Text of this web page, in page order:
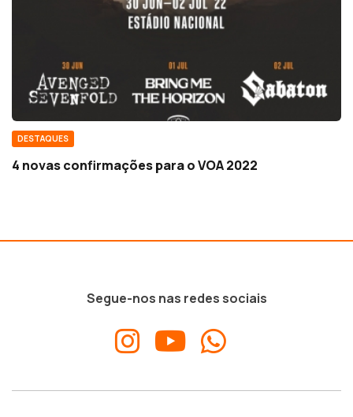
DESTAQUES
4 novas confirmações para o VOA 2022
Segue-nos nas redes sociais